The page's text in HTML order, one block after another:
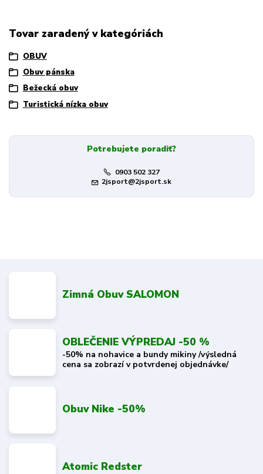
Tovar zaradený v kategóriách
OBUV
Obuv pánska
Bežecká obuv
Turistická nízka obuv
Potrebujete poradiť?
0903 502 327
2jsport@2jsport.sk
Zimná Obuv SALOMON
OBLEČENIE VÝPREDAJ -50 %
-50% na nohavice a bundy mikiny /výsledná
cena sa zobrazí v potvrdenej objednávke/
Obuv Nike -50%
Atomic Redster